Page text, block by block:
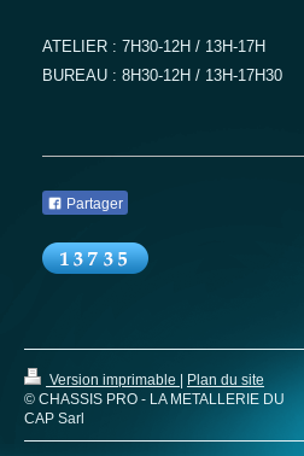
ATELIER : 7H30-12H / 13H-17H
BUREAU : 8H30-12H / 13H-17H30
Partager
Version imprimable
Plan du site
© CHASSIS PRO - LA METALLERIE DU
CAP Sarl